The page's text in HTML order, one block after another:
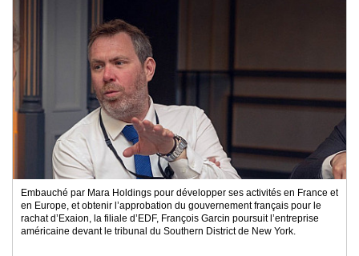
Articles
Vidéos
Rubriques
propos
Adhésion
Embauché par Mara Holdings pour développer ses activités en France et
en Europe, et obtenir l’approbation du gouvernement français pour le
rachat d’Exaion, la filiale d’EDF, François Garcin poursuit l’entreprise
américaine devant le tribunal du Southern District de New York.